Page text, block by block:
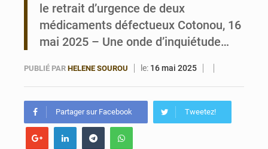
le retrait d’urgence de deux
médicaments défectueux Cotonou, 16
mai 2025 – Une onde d’inquiétude…
PUBLIÉ PAR HELENE SOUROU le: 16 mai 2025
Partager sur Facebook Tweetez!